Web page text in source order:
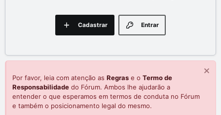
Entrar
Cadastrar
Por favor, leia com atenção as Regras e o Termo de
Responsabilidade do Fórum. Ambos lhe ajudarão a
entender o que esperamos em termos de conduta no Fórum
e também o posicionamento legal do mesmo.